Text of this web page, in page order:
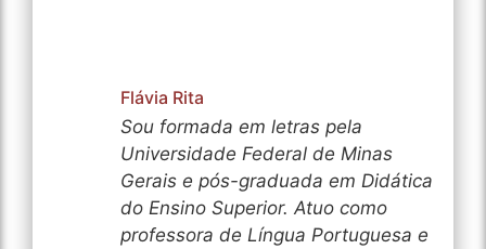
Flávia Rita
Sou formada em letras pela
Universidade Federal de Minas
Gerais e pós-graduada em Didática
do Ensino Superior. Atuo como
professora de Língua Portuguesa e